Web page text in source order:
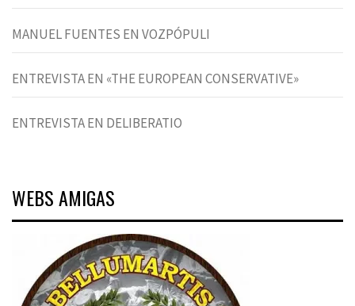
MANUEL FUENTES EN VOZPÓPULI
ENTREVISTA EN «THE EUROPEAN CONSERVATIVE»
ENTREVISTA EN DELIBERATIO
WEBS AMIGAS